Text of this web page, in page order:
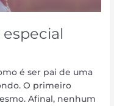
é ser pai de uma
O primeiro
Afinal, nenhum